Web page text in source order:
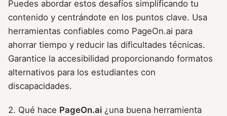
Puedes abordar estos desafíos simplificando tu
contenido y centrándote en los puntos clave. Usa
herramientas confiables como PageOn.ai para
ahorrar tiempo y reducir las dificultades técnicas.
Garantice la accesibilidad proporcionando formatos
alternativos para los estudiantes con
discapacidades.
2. Qué hace PageOn.ai ¿una buena herramienta